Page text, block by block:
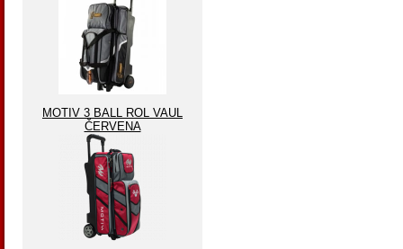
MOTIV 3 BALL ROL VAUL
ČERVENA